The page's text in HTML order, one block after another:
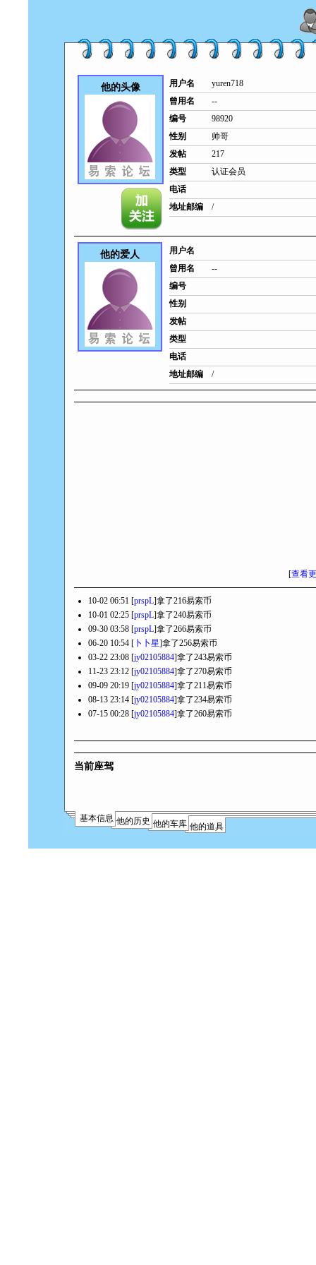
他的头像 用户名
yuren718
曾用名
--
编号
98920
性别
帅哥
发帖
217
类型
认证会员
电话
地址邮编
/
他的爱人
用户名
曾用名
--
编号
性别
发帖
类型
电话
地址邮编
/
[查看
10-02 06:51 [prspL]拿了216易索币
10-01 02:25 [prspL]拿了240易索币
09-30 03:58 [prspL]拿了266易索币
06-20 10:54 [ 卜卜星]拿了256易索币
03-22 23:08 [jy02105884]拿了243易索币
11-23 23:12 [jy02105884]拿了270易索币
09-09 20:19 [jy02105884]拿了211易索币
08-13 23:14 [jy02105884]拿了234易索币
07-15 00:28 [jy02105884]拿了260易索币
当前座驾
基本信息 他的历史 他的车库 他的道具